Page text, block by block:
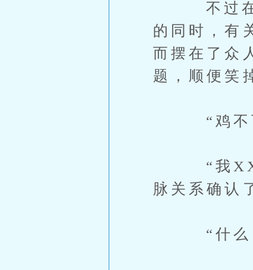
不过在他
的同时，有
而摆在了众
题，顺便笑
“鸡不可
“我XX的
脉关系确认
“什么？